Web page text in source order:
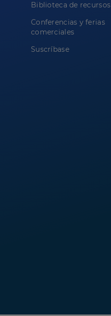
Biblioteca de recursos
Conferencias y ferias
comerciales
Suscríbase